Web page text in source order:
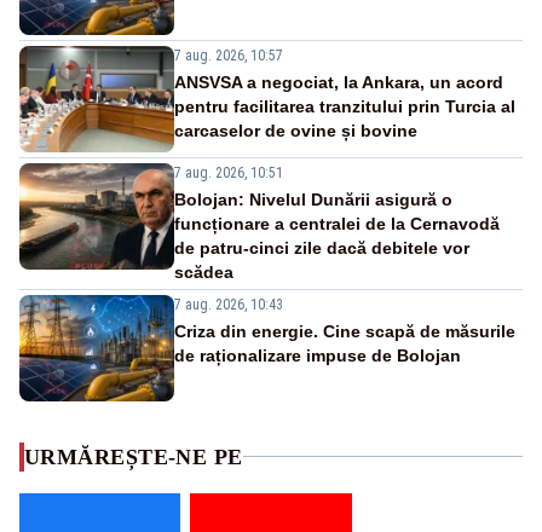
7 aug. 2026, 10:57
ANSVSA a negociat, la Ankara, un acord
pentru facilitarea tranzitului prin Turcia al
carcaselor de ovine și bovine
7 aug. 2026, 10:51
Bolojan: Nivelul Dunării asigură o
funcționare a centralei de la Cernavodă
de patru-cinci zile dacă debitele vor
scădea
7 aug. 2026, 10:43
Criza din energie. Cine scapă de măsurile
de raționalizare impuse de Bolojan
URMĂREȘTE-NE PE